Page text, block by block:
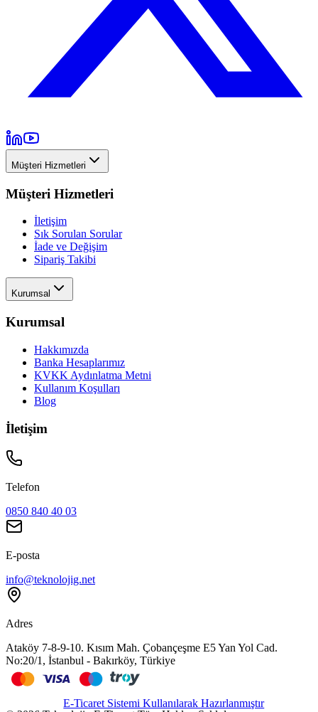
Müşteri Hizmetleri
Müşteri Hizmetleri
İletişim
Sık Sorulan Sorular
İade ve Değişim
Sipariş Takibi
Kurumsal
Kurumsal
Hakkımızda
Banka Hesaplarımız
KVKK Aydınlatma Metni
Kullanım Koşulları
Blog
İletişim
Telefon
0850 840 40 03
E-posta
info@teknolojig.net
Adres
Ataköy 7-8-9-10. Kısım Mah. Çobançeşme E5 Yan Yol Cad.
No:20/1, İstanbul - Bakırköy, Türkiye
E-Ticaret Sistemi Kullanılarak Hazırlanmıştır